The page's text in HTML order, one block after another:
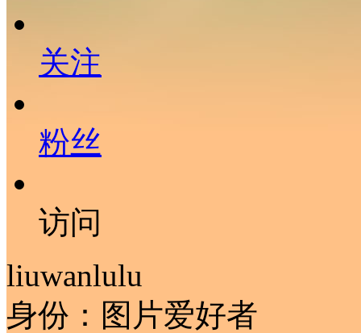
关注
粉丝
访问
liuwanlulu
身份：图片爱好者